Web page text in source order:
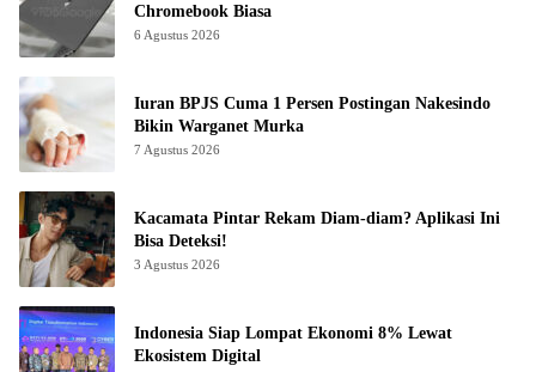
Chromebook Biasa
6 Agustus 2026
Iuran BPJS Cuma 1 Persen Postingan Nakesindo
Bikin Warganet Murka
7 Agustus 2026
Kacamata Pintar Rekam Diam-diam? Aplikasi Ini
Bisa Deteksi!
3 Agustus 2026
Indonesia Siap Lompat Ekonomi 8% Lewat
Ekosistem Digital